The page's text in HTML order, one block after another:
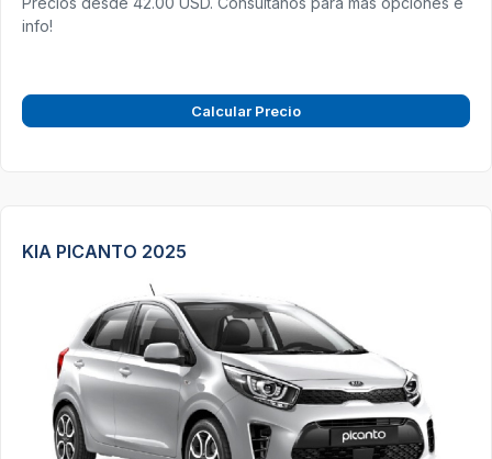
info!
Calcular Precio
KIA PICANTO 2025